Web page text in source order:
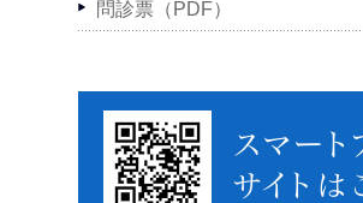
問診票（PDF）